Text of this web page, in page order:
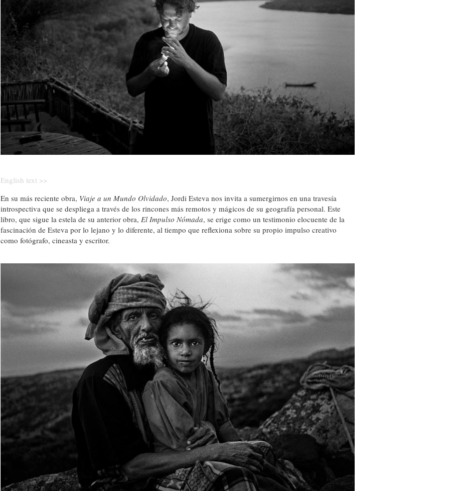
English text >>
En su más reciente obra, Viaje a un Mundo Olvidado, Jordi Esteva nos invita a sumergirnos en una travesía
introspectiva que se despliega a través de los rincones más remotos y mágicos de su geografía personal. Este
libro, que sigue la estela de su anterior obra, El Impulso Nómada, se erige como un testimonio elocuente de la
fascinación de Esteva por lo lejano y lo diferente, al tiempo que reflexiona sobre su propio impulso creativo
como fotógrafo, cineasta y escritor.